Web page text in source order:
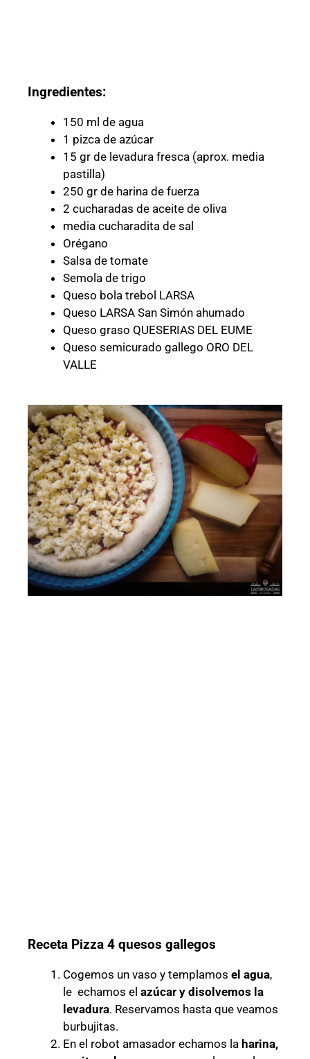
Ingredientes:
150 ml de agua
1 pizca de azúcar
15 gr de levadura fresca (aprox. media
pastilla)
250 gr de harina de fuerza
2 cucharadas de aceite de oliva
media cucharadita de sal
Orégano
Salsa de tomate
Semola de trigo
Queso bola trebol LARSA
Queso LARSA San Simón ahumado
Queso graso QUESERIAS DEL EUME
Queso semicurado gallego ORO DEL
VALLE
Receta Pizza 4 quesos gallegos
Cogemos un vaso y templamos el agua,
le echamos el azúcar y disolvemos la
levadura. Reservamos hasta que veamos
burbujitas.
En el robot amasador echamos la harina,